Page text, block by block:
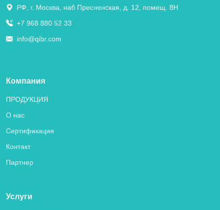
РФ, г. Москва, наб Пресненская, д. 12, помещ. 8Н
+7 968 880 52 33
info@qibr.com
Компания
ПРОДУКЦИЯ
О нас
Сертификация
Контакт
Партнер
Услуги